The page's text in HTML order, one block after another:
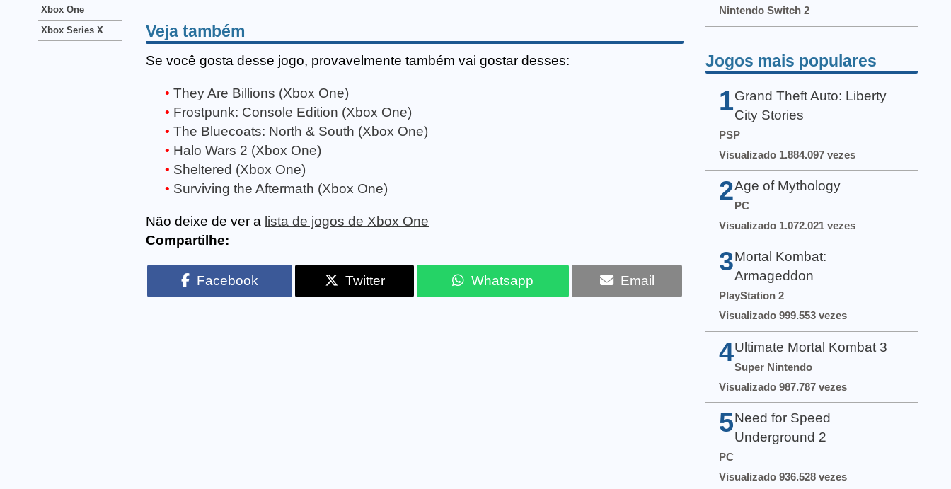
Veja também
Se você gosta desse jogo, provavelmente também vai gostar desses:
They Are Billions (Xbox One)
Frostpunk: Console Edition (Xbox One)
The Bluecoats: North & South (Xbox One)
Halo Wars 2 (Xbox One)
Sheltered (Xbox One)
Surviving the Aftermath (Xbox One)
Não deixe de ver a lista de jogos de Xbox One
Compartilhe:
Facebook Twitter Whatsapp Email
Xbox One
Xbox Series X
Nintendo Switch 2
Jogos mais populares
1 Grand Theft Auto: Liberty
City Stories
PSP
Visualizado 1.884.097 vezes
2Age of Mythology
PC
Visualizado 1.072.021 vezes
3 Mortal Kombat:
Armageddon
PlayStation 2
Visualizado 999.553 vezes
4 Ultimate Mortal Kombat 3
Super Nintendo
Visualizado 987.787 vezes
5 Need for Speed
Underground 2
PC
Visualizado 936.528 vezes